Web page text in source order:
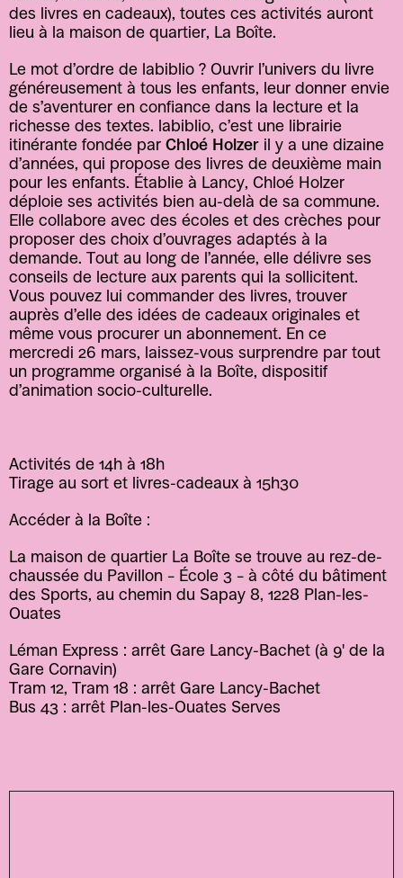
des livres en cadeaux), toutes ces activités auront
lieu à la maison de quartier, La Boîte.
Le mot d’ordre de labiblio ? Ouvrir l’univers du livre
généreusement à tous les enfants, leur donner envie
de s’aventurer en confiance dans la lecture et la
richesse des textes. labiblio, c’est une librairie
itinérante fondée par Chloé Holzer il y a une dizaine
d’années, qui propose des livres de deuxième main
pour les enfants. Établie à Lancy, Chloé Holzer
déploie ses activités bien au-delà de sa commune.
Elle collabore avec des écoles et des crèches pour
proposer des choix d’ouvrages adaptés à la
demande. Tout au long de l’année, elle délivre ses
conseils de lecture aux parents qui la sollicitent.
Vous pouvez lui commander des livres, trouver
auprès d’elle des idées de cadeaux originales et
même vous procurer un abonnement. En ce
mercredi 26 mars, laissez-vous surprendre par tout
un programme organisé à la Boîte, dispositif
d’animation socio-culturelle.
Activités de 14h à 18h
Tirage au sort et livres-cadeaux à 15h30
Accéder à la Boîte :
La maison de quartier La Boîte se trouve au rez-de-
chaussée du Pavillon – École 3 – à côté du bâtiment
des Sports, au chemin du Sapay 8, 1228 Plan-les-
Ouates
Léman Express : arrêt Gare Lancy-Bachet (à 9' de la
Gare Cornavin)
Tram 12, Tram 18 : arrêt Gare Lancy-Bachet
Bus 43 : arrêt Plan-les-Ouates Serves